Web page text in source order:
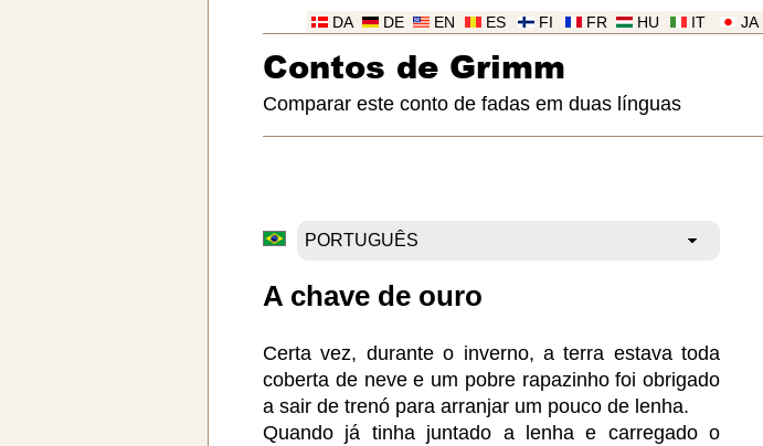
JA
IT
HU
FR
FI
ES
EN
DE
DA
Contos de Grimm
Comparar este conto de fadas em duas línguas
A chave de ouro
Certa vez, durante o inverno, a terra estava toda
coberta de neve e um pobre rapazinho foi obrigado
a sair de trenó para arranjar um pouco de lenha.
Quando já tinha juntado a lenha e carregado o